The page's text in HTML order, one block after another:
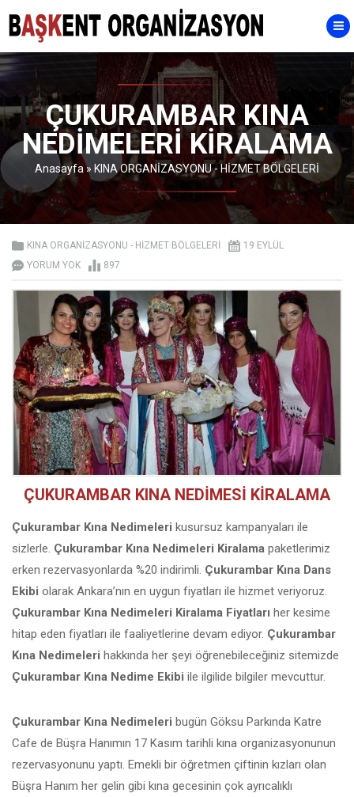
ÇUKURAMBAR KINA
NEDİMELERİ KİRALAMA
Anasayfa» KINA ORGANİZASYONU - HİZMET BÖLGELERİ
KINA ORGANİZASYONU - HİZMET BÖLGELERİ
19 EYLÜL
YORUM YOK
897
ÇUKURAMBAR KINA NEDİMESİ KİRALAMA
Çukurambar Kına Nedimeleri kusursuz kampanyaları ile
sizlerle. Çukurambar Kına Nedimeleri Kiralama paketlerimiz
erken rezervasyonlarda %20 indirimli. Çukurambar Kına Dans
Ekibi olarak Ankara’nın en uygun fiyatları ile hizmet veriyoruz.
Çukurambar Kına Nedimeleri Kiralama Fiyatları her kesime
hitap eden fiyatları ile faaliyetlerine devam ediyor. Çukurambar
Kına Nedimeleri hakkında her şeyi öğrenebileceğiniz sitemizde
Çukurambar Kına Nedime Ekibi ile ilgilide bilgiler mevcuttur.
Çukurambar Kına Nedimeleri bugün Göksu Parkında Katre
Cafe de Büşra Hanımın 17 Kasım tarihli kına organizasyonunun
rezervasyonunu yaptı. Emekli bir öğretmen çiftinin kızları olan
Büşra Hanım her gelin gibi kına gecesinin çok ayrıcalıklı